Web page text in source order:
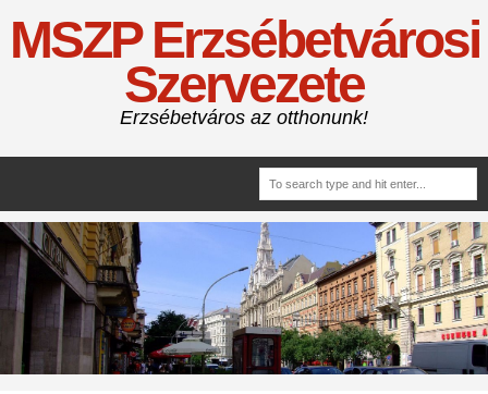
MSZP Erzsébetvárosi
Szervezete
Erzsébetváros az otthonunk!